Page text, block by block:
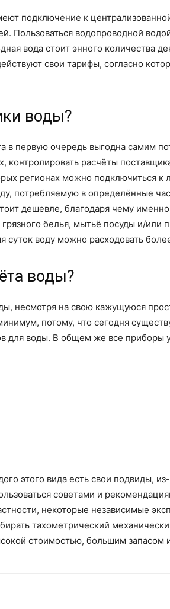
подключение к
Пользоваться водопроводной
вода стоит энного количества
свои тарифы, согласно
воды?
в первую очередь выгодна самим
расчёты
регионах можно подключиться к
потребляемую в определённые
дешевле, благодаря чему
белья, мытьё посуды и/или
суток воду можно расходовать
воды?
несмотря на свою кажущуюся
потому, что сегодня
для воды. В общем же все приборы
этого вида есть свои подвиды,
советами и
некоторые независимые
тахометрический
стоимостью, большим запасом